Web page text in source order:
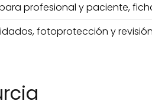
profesional y paciente,
fotoprotección y